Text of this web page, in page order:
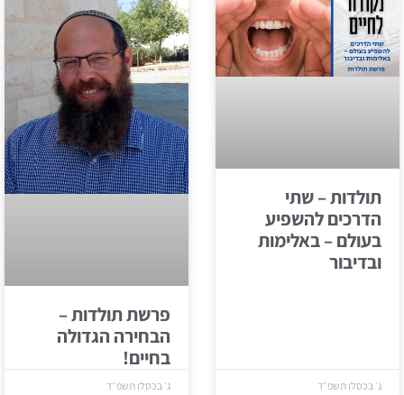
תולדות – שתי
הדרכים להשפיע
בעולם – באלימות
ובדיבור
ג׳ בכסלו תשפ״ד
פרשת תולדות –
הבחירה הגדולה
בחיים!
ג׳ בכסלו תשפ״ד